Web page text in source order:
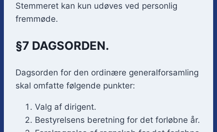
Stemmeret kan kun udøves ved personlig
fremmøde.
§7 DAGSORDEN.
Dagsorden for den ordinære generalforsamling
skal omfatte følgende punkter:
Valg af dirigent.
Bestyrelsens beretning for det forløbne år.